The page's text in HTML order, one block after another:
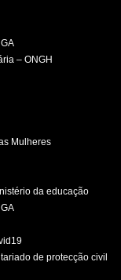
– ONGH
Mulheres
da educação
de protecção civil